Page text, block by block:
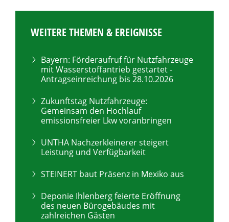
WEITERE THEMEN & EREIGNISSE
Bayern: Förderaufruf für Nutzfahrzeuge
mit Wasserstoffantrieb gestartet -
Antragseinreichung bis 28.10.2026
Zukunftstag Nutzfahrzeuge:
Gemeinsam den Hochlauf
emissionsfreier Lkw voranbringen
UNTHA Nachzerkleinerer steigert
Leistung und Verfügbarkeit
STEINERT baut Präsenz in Mexiko aus
Deponie Ihlenberg feierte Eröffnung
des neuen Bürogebäudes mit
zahlreichen Gästen